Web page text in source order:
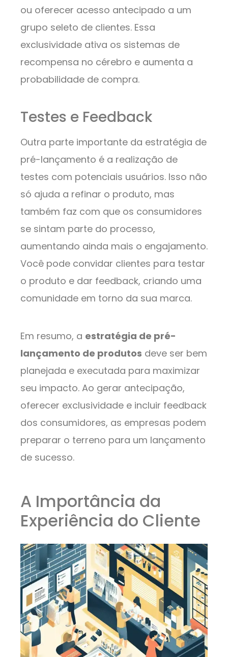
ou oferecer acesso antecipado a um
grupo seleto de clientes. Essa
exclusividade ativa os sistemas de
recompensa no cérebro e aumenta a
probabilidade de compra.
Testes e Feedback
Outra parte importante da estratégia de
pré-lançamento é a realização de
testes com potenciais usuários. Isso não
só ajuda a refinar o produto, mas
também faz com que os consumidores
se sintam parte do processo,
aumentando ainda mais o engajamento.
Você pode convidar clientes para testar
o produto e dar feedback, criando uma
comunidade em torno da sua marca.
Em resumo, a estratégia de pré-
lançamento de produtos deve ser bem
planejada e executada para maximizar
seu impacto. Ao gerar antecipação,
oferecer exclusividade e incluir feedback
dos consumidores, as empresas podem
preparar o terreno para um lançamento
de sucesso.
A Importância da
Experiência do Cliente